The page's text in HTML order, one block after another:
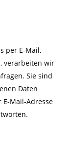
per E-Mail,
verarbeiten wir
Sie sind
Daten
Mail-Adresse